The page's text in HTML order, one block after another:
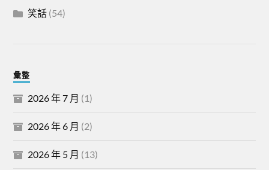
笑話 (54)
彙整
2026 年 7 月 (1)
2026 年 6 月 (2)
2026 年 5 月 (13)